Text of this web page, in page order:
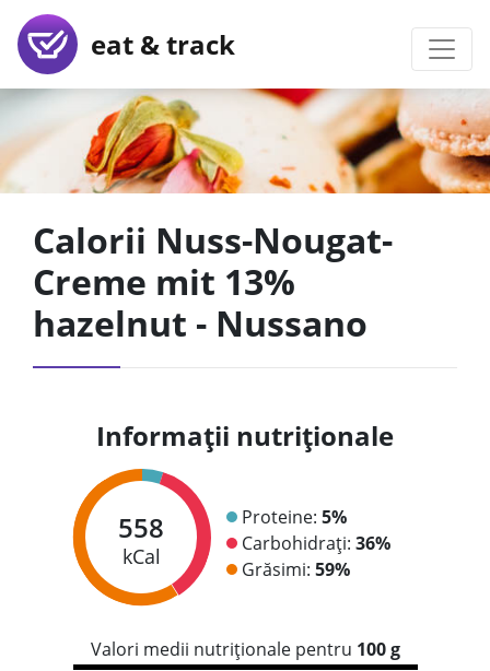
eat & track
Calorii Nuss-Nougat-
Creme mit 13%
hazelnut - Nussano
Informații nutriționale
558
kCal
Proteine: 5%
Carbohidrați: 36%
Grăsimi: 59%
Valori medii nutriționale pentru 100 g